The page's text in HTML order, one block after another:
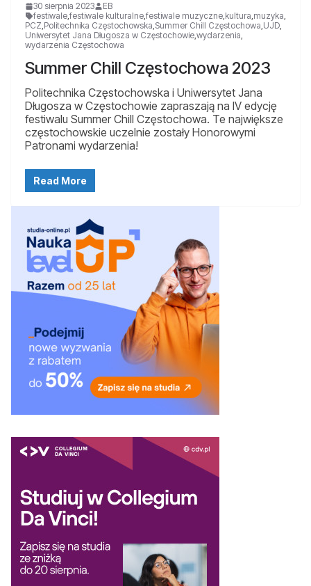
30 sierpnia 2023
EB
festiwale,festiwale kulturalne,festiwale muzyczne,kultura,muzyka,
PCZ,Politechnika Częstochowska,Summer Chill Częstochowa,UJD,
Uniwersytet Jana Długosza w Częstochowie,wydarzenia,
wydarzenia Częstochowa
Summer Chill Częstochowa 2023
Politechnika Częstochowska i Uniwersytet Jana
Długosza w Częstochowie zapraszają na IV edycję
festiwalu Summer Chill Częstochowa. Te największe
częstochowskie uczelnie zostały Honorowymi
Patronami wydarzenia!
Read More